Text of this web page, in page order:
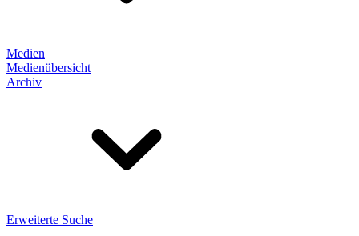
Medien
Medienübersicht
Archiv
Erweiterte Suche